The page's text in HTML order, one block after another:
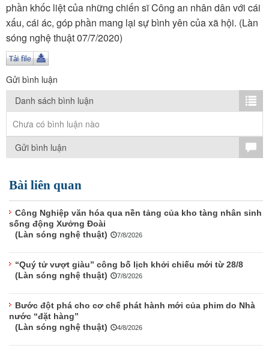
Thiếu nhi
Kết nối VOV6
TÌM KIẾM
Vận hành bởi QI Corp
phần khốc liệt của những chiến sĩ Công an nhân dân với cái
xấu, cái ác, góp phần mang lại sự bình yên của xã hội. (Làn
sóng nghệ thuật 07/7/2020)
Gửi bình luận
Danh sách bình luận
Chưa có bình luận nào
Gửi bình luận
Bài liên quan
Công Nghiệp văn hóa qua nền tảng của kho tàng nhân sinh
sống động Xưởng Đoài
(Làn sóng nghệ thuật)
7/8/2026
“Quý tử vượt giàu” công bố lịch khởi chiếu mới từ 28/8
(Làn sóng nghệ thuật)
7/8/2026
Bước đột phá cho cơ chế phát hành mới của phim do Nhà
nước “đặt hàng”
(Làn sóng nghệ thuật)
4/8/2026